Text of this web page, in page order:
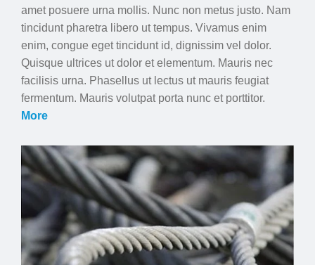
amet posuere urna mollis. Nunc non metus justo. Nam
tincidunt pharetra libero ut tempus. Vivamus enim
enim, congue eget tincidunt id, dignissim vel dolor.
Quisque ultrices ut dolor et elementum. Mauris nec
facilisis urna. Phasellus ut lectus ut mauris feugiat
fermentum. Mauris volutpat porta nunc et porttitor.
More